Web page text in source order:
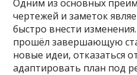
Одним из основных
чертежей и заметок
быстро внести
прошёл завершающую
новые идеи, отказаться
адаптировать план под